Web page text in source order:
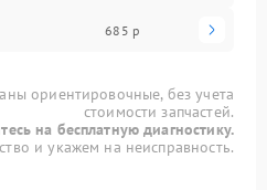
685 р
ориентировочные, без учета
стоимости запчастей.
на бесплатную диагностику.
и укажем на неисправность.